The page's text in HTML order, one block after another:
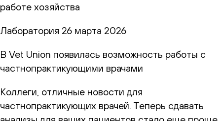
работе хозяйства
Лаборатория 26 марта 2026
В Vet Union появилась возможность работы с
частнопрактикующими врачами
Коллеги, отличные новости для
частнопрактикующих врачей. Теперь сдавать